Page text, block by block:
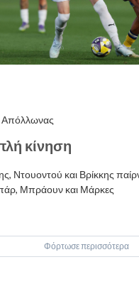
Απόλλωνας
κίνηση
Ντουοντού και Βρίκκης
Μπράουν και Μάρκες
Φόρτωσε περισσότερα